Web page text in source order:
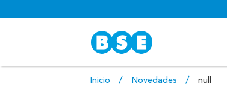
Inicio Novedades null